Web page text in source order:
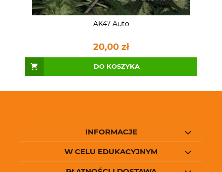
AK47 Auto
20,00 zł
DO KOSZYKA
INFORMACJE
W CELU EDUKACYJNYM